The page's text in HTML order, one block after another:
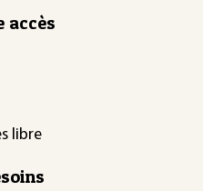
accès
libre